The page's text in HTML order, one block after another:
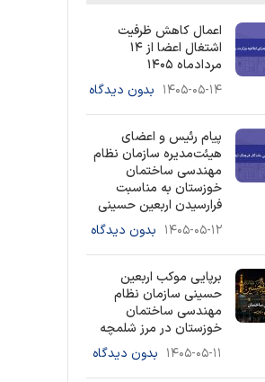
اعمال کاهش ظرفیت
اشتغال اعضا از ۱۴
مردادماه ۱۴۰۵
۱۴۰۵-۰۵-۱۴ بدون دیدگاه
پیام رئیس و اعضای
هیئت‌مدیره سازمان نظام
مهندسی ساختمان
خوزستان به مناسبت
فرارسیدن اربعین حسینی
۱۴۰۵-۰۵-۱۲ بدون دیدگاه
برپایی موکب اربعین
حسینی سازمان نظام
مهندسی ساختمان
خوزستان در مرز شلمچه
۱۴۰۵-۰۵-۱۱ بدون دیدگاه